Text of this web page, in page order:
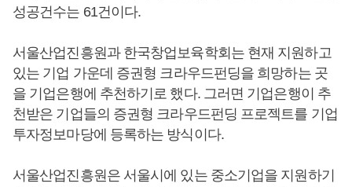
성공건수는 61건이다.
서울산업진흥원과 한국창업보육학회는 현재 지원하고
있는 기업 가운데 증권형 크라우드펀딩을 희망하는 곳
을 기업은행에 추천하기로 했다. 그러면 기업은행이 추
천받은 기업들의 증권형 크라우드펀딩 프로젝트를 기업
투자정보마당에 등록하는 방식이다.
서울산업진흥원은 서울시에 있는 중소기업을 지원하기